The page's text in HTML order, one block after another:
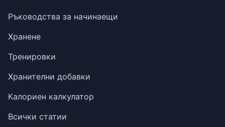
Ръководства за начинаещи
Хранене
Тренировки
Хранителни добавки
Калориен калкулатор
Всички статии